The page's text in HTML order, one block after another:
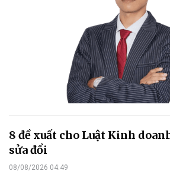
8 đề xuất cho Luật Kinh
sửa đổi
08/08/2026 04:49